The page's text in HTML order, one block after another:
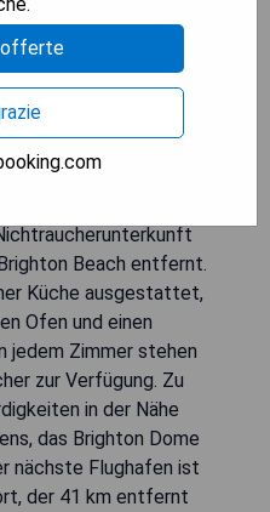
Accommodation
in Brighton &
Das Hotel
Beach entfernt.
Küche ausgestattet,
Ofen und einen
jedem Zimmer stehen
zur Verfügung. Zu
in der Nähe
das Brighton Dome
nächste Flughafen ist
der 41 km entfernt